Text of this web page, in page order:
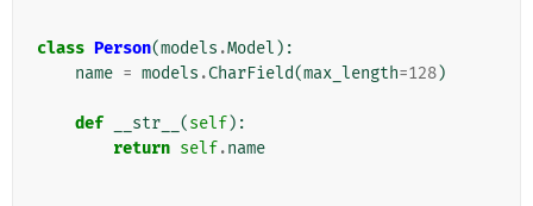
class Person(models .Model ):
name = models .CharField(max_length=128)
def __str__ (self):
return self.name